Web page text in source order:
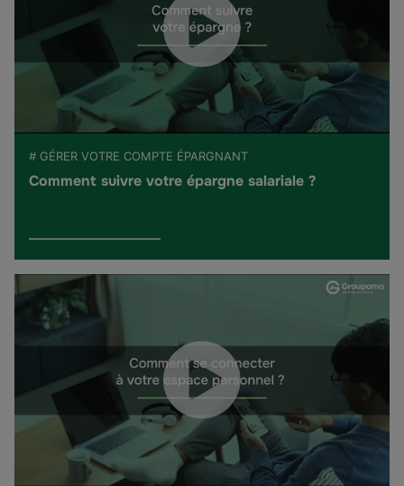
# GÉRER VOTRE COMPTE ÉPARGNANT
Comment suivre votre épargne salariale ?